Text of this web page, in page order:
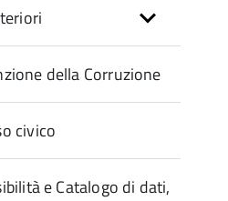
della Corruzione
civico
e Catalogo di dati,